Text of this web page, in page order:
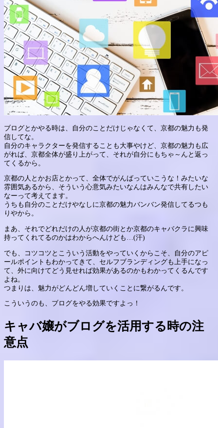
ブログとかやる時は、自分のことだけじゃなくて、京都の魅力も発
信してな。
自分のキャラクターを発信することも大事やけど、京都の魅力も広
がれば、京都全体が盛り上がって、それが自分にもちゃ～んと返っ
てくるから。
京都の人とかお店とかって、全体でがんばっていこうな！みたいな
雰囲気あるから、そういう心意気みたいなんはみんなで共有したい
なーって考えてます。
うちも自分のことだけやなしに京都の魅力バンバン発信してるつも
りやから。
まあ、それでどれだけの人が京都の街とか京都のキャバクラに興味
持ってくれてるのかはわからへんけども…(汗)
でも、コツコツとこういう活動をやっていくからこそ、自分のアピ
ールポイントもわかってきて、セルフブランディングも上手になっ
て、外に向けてどう見せれば効果があるのかもわかってくるんです
よね。
つまりは、魅力がどんどん増していくことに繋がるんです。
こういうのも、ブログをやる効果ですよっ！
キャバ嬢がブログを活用する時の注
意点